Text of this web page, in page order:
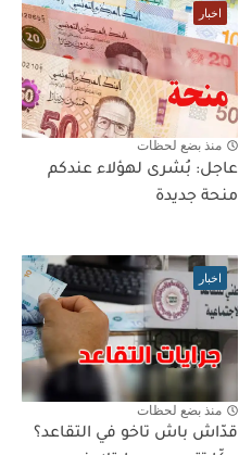
اخبار
منذ بضع لحظات
عاجل: بُشرى لهؤلاء عندكم
منحة جديدة
اخبار
منذ بضع لحظات
قدّاش باش تاخو في التقاعد؟